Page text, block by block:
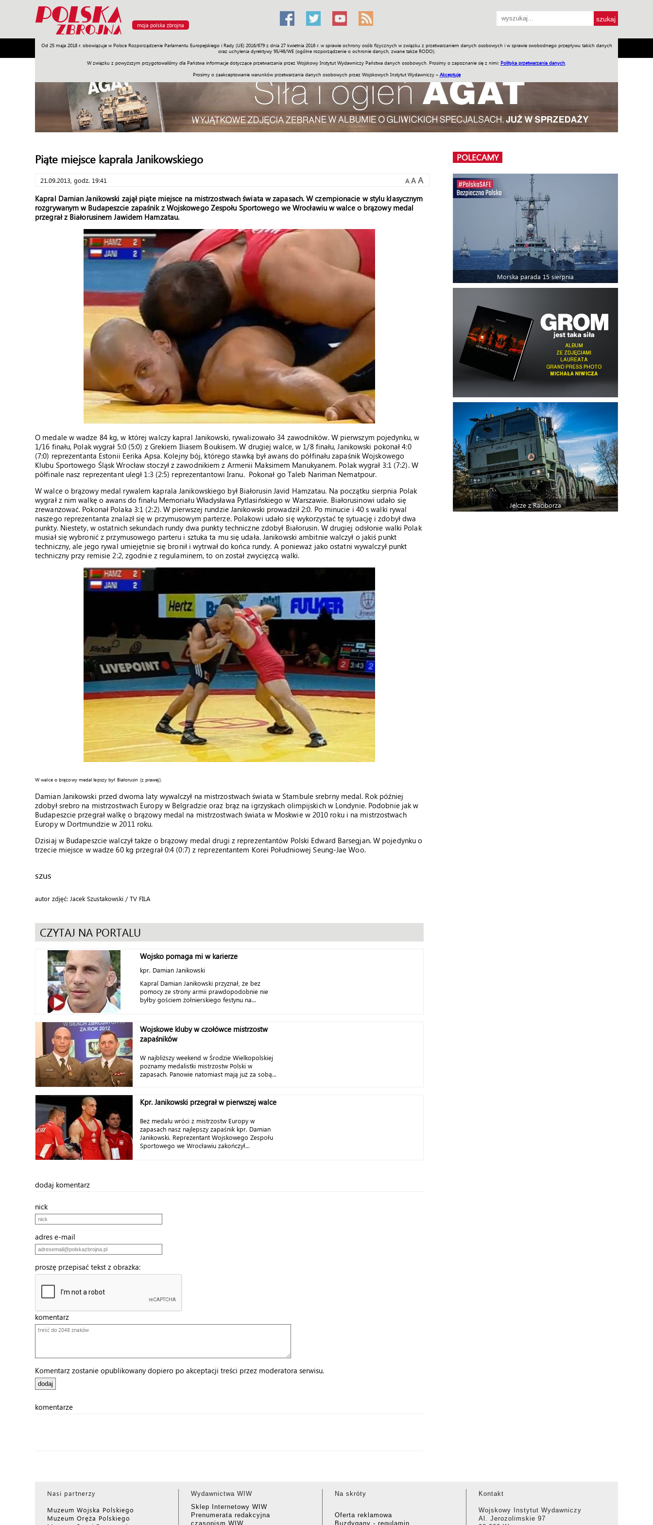
moja polska zbrojna
Od 25 maja 2018 r. obowiązuje w Polsce Rozporządzenie Parlamentu Europejskiego i Rady (UE) 2016/679 z dnia 27 kwietnia 2016 r. w sprawie ochrony osób fizycznych w związku z przetwarzaniem danych osobowych i w sprawie swobodnego przepływu takich danych
oraz uchylenia dyrektywy 95/46/WE (ogólne rozporządzenie o ochronie danych, zwane także RODO).
W związku z powyższym przygotowaliśmy dla Państwa informacje dotyczące przetwarzania przez Wojskowy Instytut Wydawniczy Państwa danych osobowych. Prosimy o zapoznanie się z nimi: Polityka przetwarzania danych
Prosimy o zaakceptowanie warunków przetwarzania danych osobowych przez Wojskowych Instytut Wydawniczy – Akceptuję
Armia Poligon Sprzęt Misje Polityka Prawo Świat Społeczność Sport Historia Galerie Wideo ENGLISH SKLEP Jednodniówki Praca w WIW
Piąte miejsce kaprala Janikowskiego
21.09.2013, godz. 19:41 A A A
Kapral Damian Janikowski zajął piąte miejsce na mistrzostwach świata w zapasach. W czempionacie w stylu klasycznym
rozgrywanym w Budapeszcie zapaśnik z Wojskowego Zespołu Sportowego we Wrocławiu w walce o brązowy medal
przegrał z Białorusinem Jawidem Hamzatau.
O medale w wadze 84 kg, w której walczy kapral Janikowski, rywalizowało 34 zawodników. W pierwszym pojedynku, w
1/16 finału, Polak wygrał 5:0 (5:0) z Grekiem Iliasem Boukisem. W drugiej walce, w 1/8 finału, Janikowski pokonał 4:0
(7:0) reprezentanta Estonii Eerika Apsa. Kolejny bój, którego stawką był awans do półfinału zapaśnik Wojskowego
Klubu Sportowego Śląsk Wrocław stoczył z zawodnikiem z Armenii Maksimem Manukyanem. Polak wygrał 3:1 (7:2). W
półfinale nasz reprezentant uległ 1:3 (2:5) reprezentantowi Iranu. Pokonał go Taleb Nariman Nematpour.
W walce o brązowy medal rywalem kaprala Janikowskiego był Białorusin Javid Hamzatau. Na początku sierpnia Polak
wygrał z nim walkę o awans do finału Memoriału Władysława Pytlasińskiego w Warszawie. Białorusinowi udało się
zrewanżować. Pokonał Polaka 3:1 (2:2). W pierwszej rundzie Janikowski prowadził 2:0. Po minucie i 40 s walki rywal
naszego reprezentanta znalazł się w przymusowym parterze. Polakowi udało się wykorzystać tę sytuację i zdobył dwa
punkty. Niestety, w ostatnich sekundach rundy dwa punkty techniczne zdobył Białorusin. W drugiej odsłonie walki Polak
musiał się wybronić z przymusowego parteru i sztuka ta mu się udała. Janikowski ambitnie walczył o jakiś punkt
techniczny, ale jego rywal umiejętnie się bronił i wytrwał do końca rundy. A ponieważ jako ostatni wywalczył punkt
techniczny przy remisie 2:2, zgodnie z regulaminem, to on został zwycięzcą walki.
W walce o brązowy medal lepszy był Białorusin (z prawej).
Damian Janikowski przed dwoma laty wywalczył na mistrzostwach świata w Stambule srebrny medal. Rok później
zdobył srebro na mistrzostwach Europy w Belgradzie oraz brąz na igrzyskach olimpijskich w Londynie. Podobnie jak w
Budapeszcie przegrał walkę o brązowy medal na mistrzostwach świata w Moskwie w 2010 roku i na mistrzostwach
Europy w Dortmundzie w 2011 roku.
Dzisiaj w Budapeszcie walczył także o brązowy medal drugi z reprezentantów Polski Edward Barsegjan. W pojedynku o
trzecie miejsce w wadze 60 kg przegrał 0:4 (0:7) z reprezentantem Korei Południowej Seung-Jae Woo.
szus
autor zdjęć: Jacek Szustakowski / TV FILA
CZYTAJ NA PORTALU
Wojsko pomaga mi w karierze
kpr. Damian Janikowski
Kapral Damian Janikowski przyznał, że bez
pomocy ze strony armii prawdopodobnie nie
byłby gościem żołnierskiego festynu na...
Wojskowe kluby w czołówce mistrzostw
zapaśników
W najbliższy weekend w Środzie Wielkopolskiej
poznamy medalistki mistrzostw Polski w
zapasach. Panowie natomiast mają już za sobą...
Kpr. Janikowski przegrał w pierwszej walce
Bez medalu wróci z mistrzostw Europy w
zapasach nasz najlepszy zapaśnik kpr. Damian
Janikowski. Reprezentant Wojskowego Zespołu
Sportowego we Wrocławiu zakończył...
dodaj komentarz
nick
adres e-mail
proszę przepisać tekst z obrazka:
komentarz
Komentarz zostanie opublikowany dopiero po akceptacji treści przez moderatora serwisu.
komentarze
POLECAMY
Morska parada 15 sierpnia
Jelcze z Raciborza
Nasi partnerzy
Muzeum Wojska Polskiego
Muzeum Oręża Polskiego
Wydawnictwa WIW
Sklep Internetowy WIW
Prenumerata redakcyjna
czasopism WIW
Na skróty
Oferta reklamowa
Buzdygany - regulamin
Kontakt
Wojskowy Instytut Wydawniczy
Al. Jerozolimskie 97